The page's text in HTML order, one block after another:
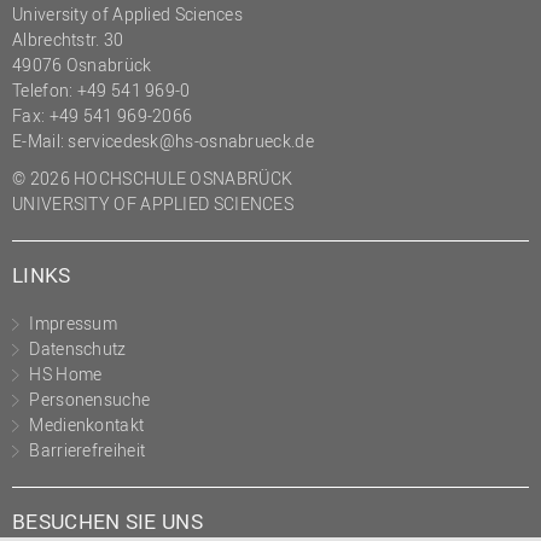
(PMO)
Prozessmanagement
Recht
Science to Business GmbH
Studierendensekretariat
Innovationsmanagement
University of Applied Sciences
Albrechtstr. 30
49076 Osnabrück
Telefon: +49 541 969-0
Fax: +49 541 969-2066
E-Mail: servicedesk@hs-osnabrueck.de
© 2026 HOCHSCHULE OSNABRÜCK
UNIVERSITY OF APPLIED SCIENCES
LINKS
Impressum
Datenschutz
HS Home
Personensuche
Medienkontakt
Barrierefreiheit
BESUCHEN SIE UNS